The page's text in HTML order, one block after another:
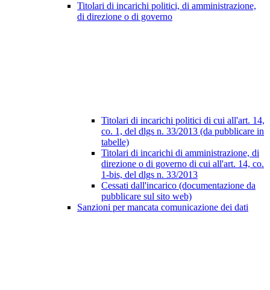
Titolari di incarichi politici, di amministrazione,
di direzione o di governo
Titolari di incarichi politici di cui all'art. 14,
co. 1, del dlgs n. 33/2013 (da pubblicare in
tabelle)
Titolari di incarichi di amministrazione, di
direzione o di governo di cui all'art. 14, co.
1-bis, del dlgs n. 33/2013
Cessati dall'incarico (documentazione da
pubblicare sul sito web)
Sanzioni per mancata comunicazione dei dati